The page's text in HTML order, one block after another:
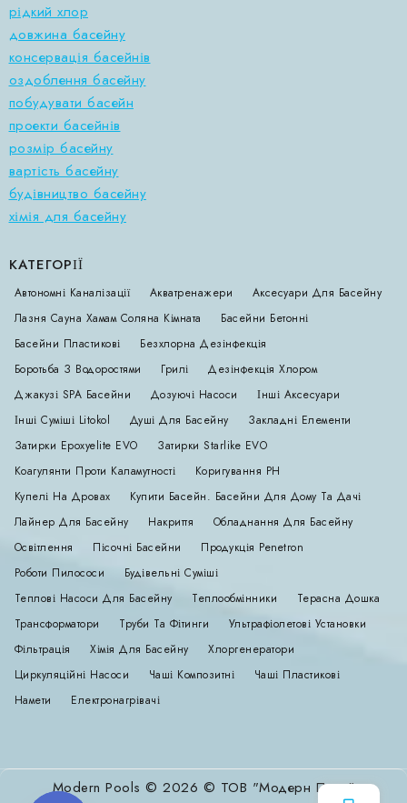
рідкий хлор
довжина басейну
консервація басейнів
оздоблення басейну
побудувати басейн
проекти басейнів
розмір басейну
вартість басейну
будівництво басейну
хімія для басейну
КАТЕГОРІЇ
Автономні Каналізації Акватренажери
Аксесуари Для Басейну
Лазня Сауна Хамам Соляна Кімната
Басейни Бетонні
Басейни Пластикові
Безхлорна Дезінфекція
Боротьба З Водоростями
Грилі
Дезінфекція Хлором
Джакузі SPA Басейни
Дозуючі Насоси
Інші Аксесуари
Інші Суміші Litokol
Душі Для Басейну
Закладні Елементи
Затирки Epoxyelite EVO
Затирки Starlike EVO
Коагулянти Проти Каламутності
Коригування РН
Купелі На Дровах
Купити Басейн. Басейни Для Дому Та Дачі
Лайнер Для Басейну
Накриття
Обладнання Для Басейну
Освітлення
Пісочні Басейни
Продукція Penetron
Роботи Пилососи
Будівельні Суміші
Теплові Насоси Для Басейну
Теплообмінники
Терасна Дошка
Трансформатори
Труби Та Фітинги
Ультрафіолетові Установки
Фільтрація
Хімія Для Басейну
Хлоргенератори
Циркуляційні Насоси
Чаші Композитні
Чаші Пластикові
Намети
Електронагрівачі
Modern Pools © 2026 © ТОВ "Модерн Пулс"